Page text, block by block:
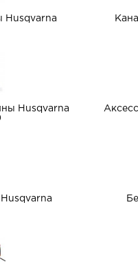
Husqvarna
Husqvarna